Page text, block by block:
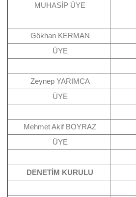
MUHASİP ÜYE
Gökhan KERMAN
ÜYE
Zeynep YARIMCA
ÜYE
Mehmet Akif BOYRAZ
ÜYE
DENETİM KURULU